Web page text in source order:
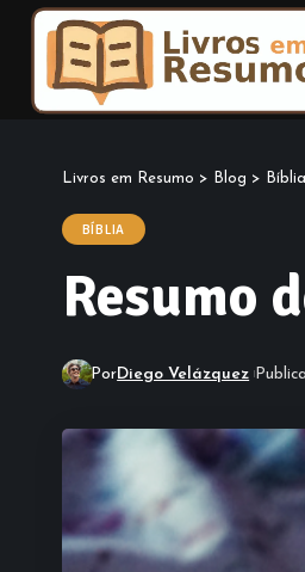
Livros em Resumo > Blog > Bíblia
BÍBLIA
Resumo
PorDiego Velázquez